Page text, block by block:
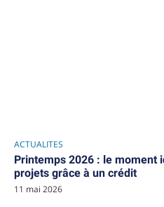
ACTUALITES
Printemps 2026 : le moment
projets grâce à un crédit
11 mai 2026